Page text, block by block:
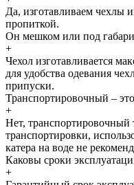
Да, изготавливаем чехлы
пропиткой.
Он мешком или под
+
Чехол изготавливается
для удобства одевания
припуски.
Транспортировочный –
+
Нет, транспортировочный
транспортировки,
катера на воде не
Каковы сроки
+